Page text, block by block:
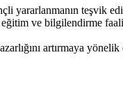
yararlanmanın teşvik
ve bilgilendirme
artırmaya